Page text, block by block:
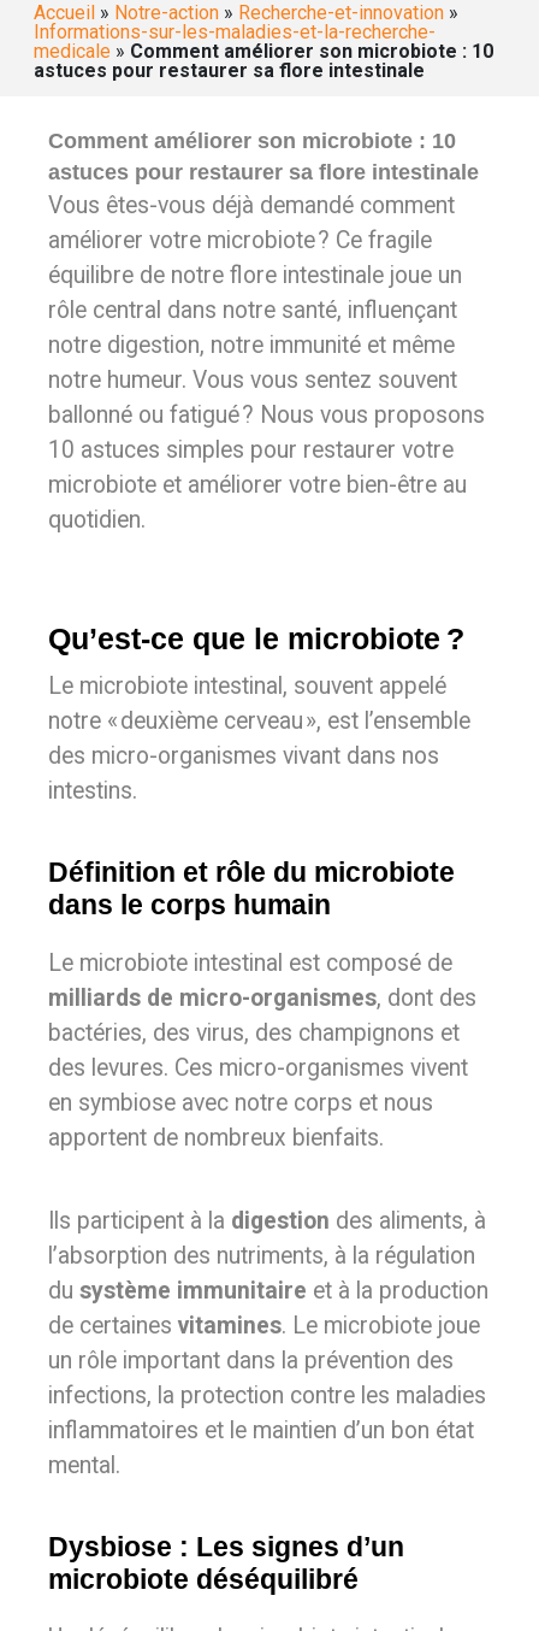
Accueil » Notre-action » Recherche-et-innovation »
Informations-sur-les-maladies-et-la-recherche-
medicale » Comment améliorer son microbiote : 10
astuces pour restaurer sa flore intestinale
Comment améliorer son microbiote : 10
astuces pour restaurer sa flore intestinale
Vous êtes-vous déjà demandé comment
améliorer votre microbiote ? Ce fragile
équilibre de notre flore intestinale joue un
rôle central dans notre santé, influençant
notre digestion, notre immunité et même
notre humeur. Vous vous sentez souvent
ballonné ou fatigué ? Nous vous proposons
10 astuces simples pour restaurer votre
microbiote et améliorer votre bien-être au
quotidien.
Qu’est-ce que le microbiote ?
Le microbiote intestinal, souvent appelé
notre « deuxième cerveau », est l’ensemble
des micro-organismes vivant dans nos
intestins.
Définition et rôle du microbiote
dans le corps humain
Le microbiote intestinal est composé de
milliards de micro-organismes, dont des
bactéries, des virus, des champignons et
des levures. Ces micro-organismes vivent
en symbiose avec notre corps et nous
apportent de nombreux bienfaits.
Ils participent à la digestion des aliments, à
l’absorption des nutriments, à la régulation
du système immunitaire et à la production
de certaines vitamines. Le microbiote joue
un rôle important dans la prévention des
infections, la protection contre les maladies
inflammatoires et le maintien d’un bon état
mental.
Dysbiose : Les signes d’un
microbiote déséquilibré